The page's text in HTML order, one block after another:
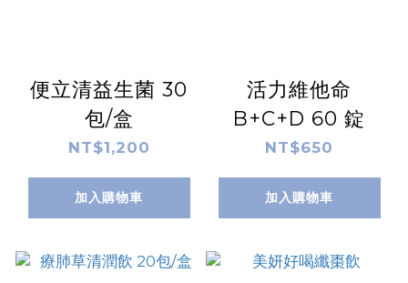
便立清益生菌 30
包/盒
NT$1,200
加入購物車
活力維他命
B+C+D 60 錠
NT$650
加入購物車